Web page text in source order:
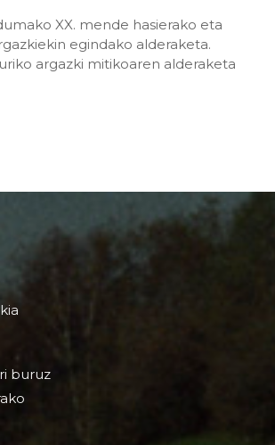
XX. mende hasierako eta
egindako alderaketa.
argazki mitikoaren alderaketa
buruz